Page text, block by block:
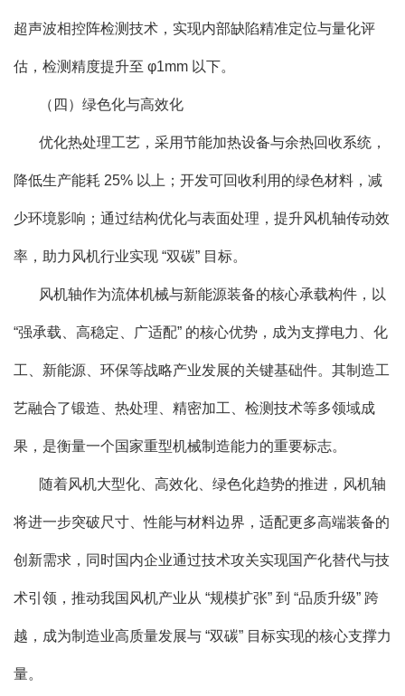
超声波相控阵检测技术，实现内部缺陷精准定位与量化评
估，检测精度提升至 φ1mm 以下。
（四）绿色化与高效化
优化热处理工艺，采用节能加热设备与余热回收系统，
降低生产能耗 25% 以上；开发可回收利用的绿色材料，减
少环境影响；通过结构优化与表面处理，提升风机轴传动效
率，助力风机行业实现 “双碳” 目标。
风机轴作为流体机械与新能源装备的核心承载构件，以
“强承载、高稳定、广适配” 的核心优势，成为支撑电力、化
工、新能源、环保等战略产业发展的关键基础件。其制造工
艺融合了锻造、热处理、精密加工、检测技术等多领域成
果，是衡量一个国家重型机械制造能力的重要标志。
随着风机大型化、高效化、绿色化趋势的推进，风机轴
将进一步突破尺寸、性能与材料边界，适配更多高端装备的
创新需求，同时国内企业通过技术攻关实现国产化替代与技
术引领，推动我国风机产业从 “规模扩张” 到 “品质升级” 跨
越，成为制造业高质量发展与 “双碳” 目标实现的核心支撑力
量。